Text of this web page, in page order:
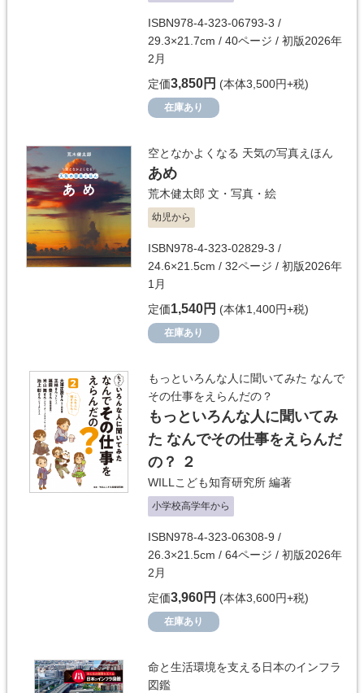
ISBN978-4-323-06793-3 /
29.3×21.7cm / 40ページ / 初版2026年
2月
定価3,850円 (本体3,500円+税)
在庫あり
空となかよくなる 天気の写真えほん
あめ
荒木健太郎 文・写真・絵
幼児から
ISBN978-4-323-02829-3 /
24.6×21.5cm / 32ページ / 初版2026年
1月
定価1,540円 (本体1,400円+税)
在庫あり
もっといろんな人に聞いてみた なんで
その仕事をえらんだの？
もっといろんな人に聞いてみ
た なんでその仕事をえらんだ
の？ ２
WILLこども知育研究所 編著
小学校高学年から
ISBN978-4-323-06308-9 /
26.3×21.5cm / 64ページ / 初版2026年
2月
定価3,960円 (本体3,600円+税)
在庫あり
命と生活環境を支える日本のインフラ
図鑑